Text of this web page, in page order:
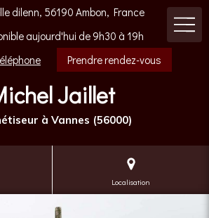
dilenn, 56190 Ambon, France
aujourd'hui de 9h30 à 19h
Prendre rendez-vous
Jaillet
à Vannes (56000)
Localisation